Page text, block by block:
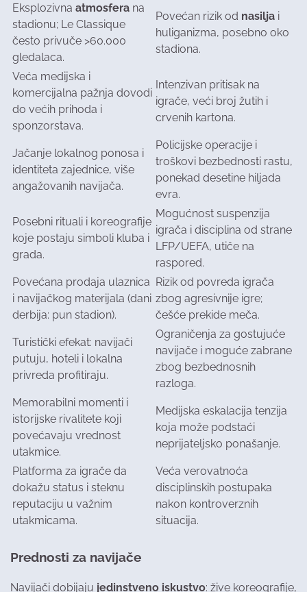
Eksplozivna atmosfera na
stadionu; Le Classique
često privuče >60.000
gledalaca.
Povećan rizik od nasilja i
huliganizma, posebno oko
stadiona.
Veća medijska i
komercijalna pažnja dovodi
do većih prihoda i
sponzorstava.
Intenzivan pritisak na
igrače, veći broj žutih i
crvenih kartona.
Jačanje lokalnog ponosa i
identiteta zajednice, više
angažovanih navijača.
Policijske operacije i
troškovi bezbednosti rastu,
ponekad desetine hiljada
evra.
Posebni rituali i koreografije
koje postaju simboli kluba i
grada.
Mogućnost suspenzija
igrača i disciplina od strane
LFP/UEFA, utiče na
raspored.
Povećana prodaja ulaznica
i navijačkog materijala (dani
derbija: pun stadion).
Rizik od povreda igrača
zbog agresivnije igre;
češće prekide meča.
Turistički efekat: navijači
putuju, hoteli i lokalna
privreda profitiraju.
Ograničenja za gostujuće
navijače i moguće zabrane
zbog bezbednosnih
razloga.
Memorabilni momenti i
istorijske rivalitete koji
povećavaju vrednost
utakmice.
Medijska eskalacija tenzija
koja može podstaći
neprijateljsko ponašanje.
Platforma za igrače da
dokažu status i steknu
reputaciju u važnim
utakmicama.
Veća verovatnoća
disciplinskih postupaka
nakon kontroverznih
situacija.
Prednosti za navijače
Navijači dobijaju jedinstveno iskustvo: žive koreografije,